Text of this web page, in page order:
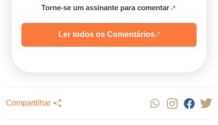
Torne-se um assinante para comentar
Ler todos os Comentários
Compartilhar